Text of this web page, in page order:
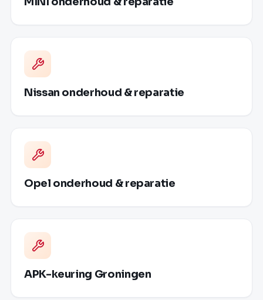
Nissan onderhoud & reparatie
Opel onderhoud & reparatie
APK-keuring Groningen